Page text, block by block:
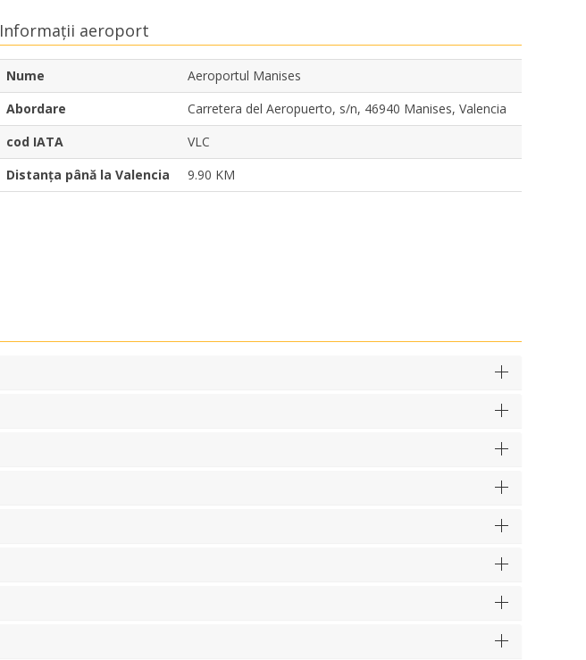
Informații aeroport
Nume
Aeroportul Manises
Abordare
Carretera del Aeropuerto, s/n, 46940 Manises, Valencia
cod IATA
VLC
Distanța până la Valencia
9.90 KM